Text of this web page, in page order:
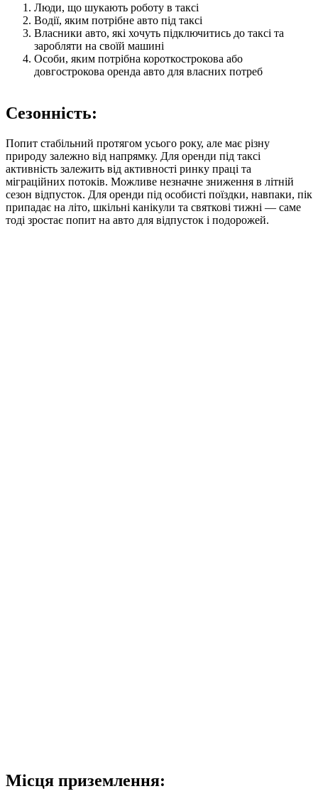
Люди, що шукають роботу в таксі
Водії, яким потрібне авто під таксі
Власники авто, які хочуть підключитись до таксі та
заробляти на своїй машині
Особи, яким потрібна короткострокова або
довгострокова оренда авто для власних потреб
Сезонність:
Попит стабільний протягом усього року, але має різну
природу залежно від напрямку. Для оренди під таксі
активність залежить від активності ринку праці та
міграційних потоків. Можливе незначне зниження в літній
сезон відпусток. Для оренди під особисті поїздки, навпаки, пік
припадає на літо, шкільні канікули та святкові тижні — саме
тоді зростає попит на авто для відпусток і подорожей.
Місця приземлення: